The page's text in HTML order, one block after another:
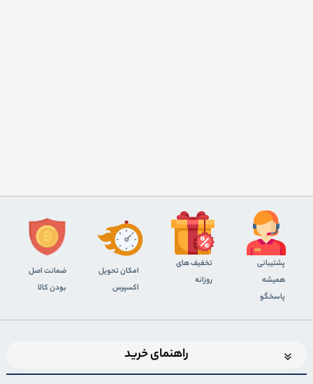
پشتیبانی
همیشه
پاسخگو
تخفیف های
روزانه
اﻣﮑﺎن ﺗﺤﻮﯾﻞ
اﮐﺴﭙﺮس
ضمانت اصل
بودن کالا
راهنمای خرید